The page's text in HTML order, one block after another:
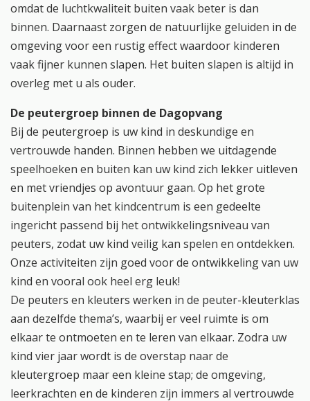
omdat de luchtkwaliteit buiten vaak beter is dan
binnen. Daarnaast zorgen de natuurlijke geluiden in de
omgeving voor een rustig effect waardoor kinderen
vaak fijner kunnen slapen. Het buiten slapen is altijd in
overleg met u als ouder.
De peutergroep binnen de Dagopvang
Bij de peutergroep is uw kind in deskundige en
vertrouwde handen. Binnen hebben we uitdagende
speelhoeken en buiten kan uw kind zich lekker uitleven
en met vriendjes op avontuur gaan. Op het grote
buitenplein van het kindcentrum is een gedeelte
ingericht passend bij het ontwikkelingsniveau van
peuters, zodat uw kind veilig kan spelen en ontdekken.
Onze activiteiten zijn goed voor de ontwikkeling van uw
kind en vooral ook heel erg leuk!
De peuters en kleuters werken in de peuter-kleuterklas
aan dezelfde thema’s, waarbij er veel ruimte is om
elkaar te ontmoeten en te leren van elkaar. Zodra uw
kind vier jaar wordt is de overstap naar de
kleutergroep maar een kleine stap; de omgeving,
leerkrachten en de kinderen zijn immers al vertrouwde